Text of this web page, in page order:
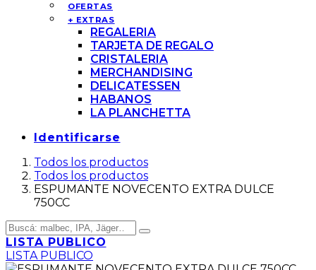
OFERTAS
+ EXTRAS
REGALERIA
TARJETA DE REGALO
CRISTALERIA
MERCHANDISING
DELICATESSEN
HABANOS
LA PLANCHETTA
Identificarse
Todos los productos
Todos los productos
ESPUMANTE NOVECENTO EXTRA DULCE
750CC
LISTA PUBLICO
LISTA PUBLICO